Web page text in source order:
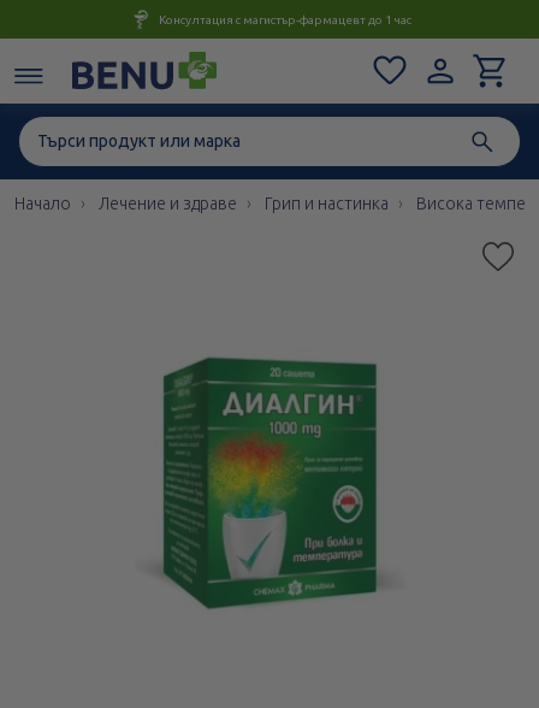
Консултация с магистър-фармацевт до 1 час
Начало Лечение и здраве Грип и настинка Висока